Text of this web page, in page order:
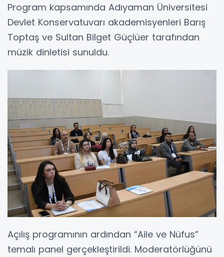
Program kapsamında Adıyaman Üniversitesi
Devlet Konservatuvarı akademisyenleri Barış
Toptaş ve Sultan Bilget Güçlüer tarafından
müzik dinletisi sunuldu.
Açılış programının ardından “Aile ve Nüfus”
temalı panel gerçekleştirildi. Moderatörlüğünü